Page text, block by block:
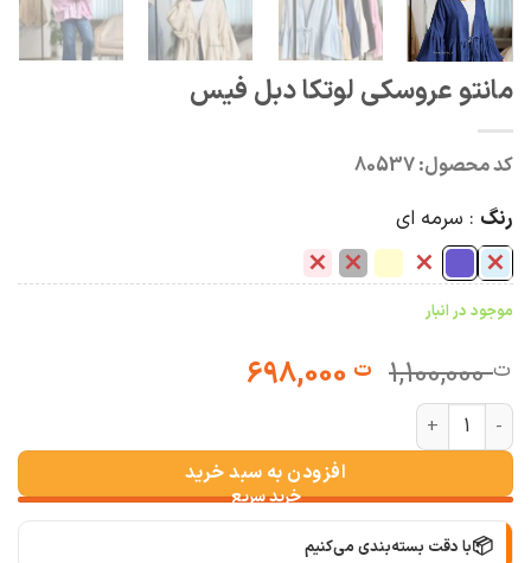
مانتو عروسکی لوتکا دبل فیس
کد محصول:80537
رنگ سرمه ای
موجود در انبار
ت1,100,000 قیمت
بود.
ت698,000 قیمت
مانتو عروسکی لوتکا دبل فیس عدد
افزودن به سبد خرید
🚚سریع به دستت می‌رسه